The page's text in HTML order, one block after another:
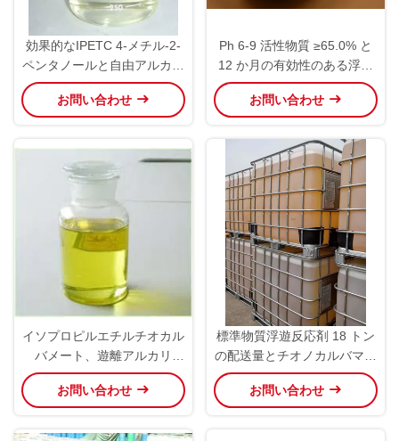
効果的なIPETC 4-メチル-2-
ペンタノールと自由アルカリ
0.5% マックス
お問い合わせ
Ph 6-9 活性物質 ≥65.0% と
12 か月の有効性のある浮動
反応剤
お問い合わせ
イソプロピルエチルチオカル
バメート、遊離アルカリ
0.5%以下、密度1.0～
1.2g/cm3、優れた性能
お問い合わせ
標準物質浮遊反応剤 18 トン
の配送量とチオノカルバマー
ト活性成分
お問い合わせ